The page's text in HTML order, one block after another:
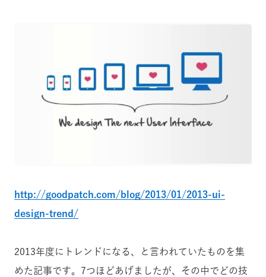
http://goodpatch.com/blog/2013/01/2013-ui-
design-trend/
2013年度にトレンドになる、と言われていたものを集
めた記事です。7つほどあげましたが、その中でどの技